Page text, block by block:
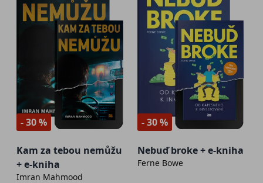
- 30 %
Kam za tebou nemůžu
+ e-kniha
Imran Mahmood
- 30 %
Nebuď broke + e-kniha
Ferne Bowe